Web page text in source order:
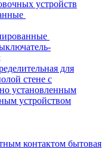
устройств
для
стене с
установленным
устройством
контактом бытовая